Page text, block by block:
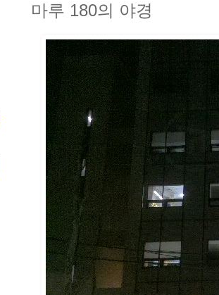
마루 180의 야경